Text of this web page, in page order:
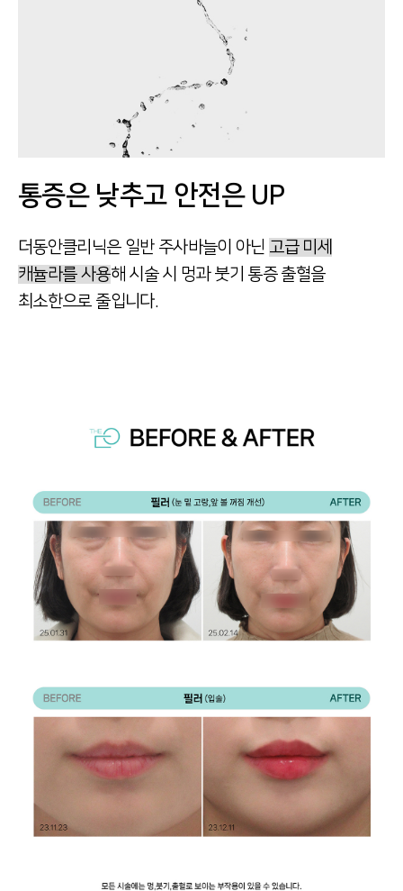
통증은 낮추고 안전은 UP
더동안클리닉은 일반 주사바늘이 아닌 고급 미세
캐뉼라를 사용해 시술 시 멍과 붓기 통증 출혈을
최소한으로 줄입니다.